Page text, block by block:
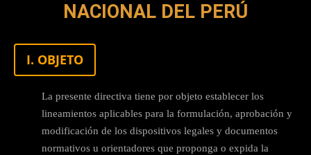
NACIONAL DEL PERÚ
I. OBJETO
La presente directiva tiene por objeto establecer los
lineamientos aplicables para la formulación, aprobación y
modificación de los dispositivos legales y documentos
normativos u orientadores que proponga o expida la